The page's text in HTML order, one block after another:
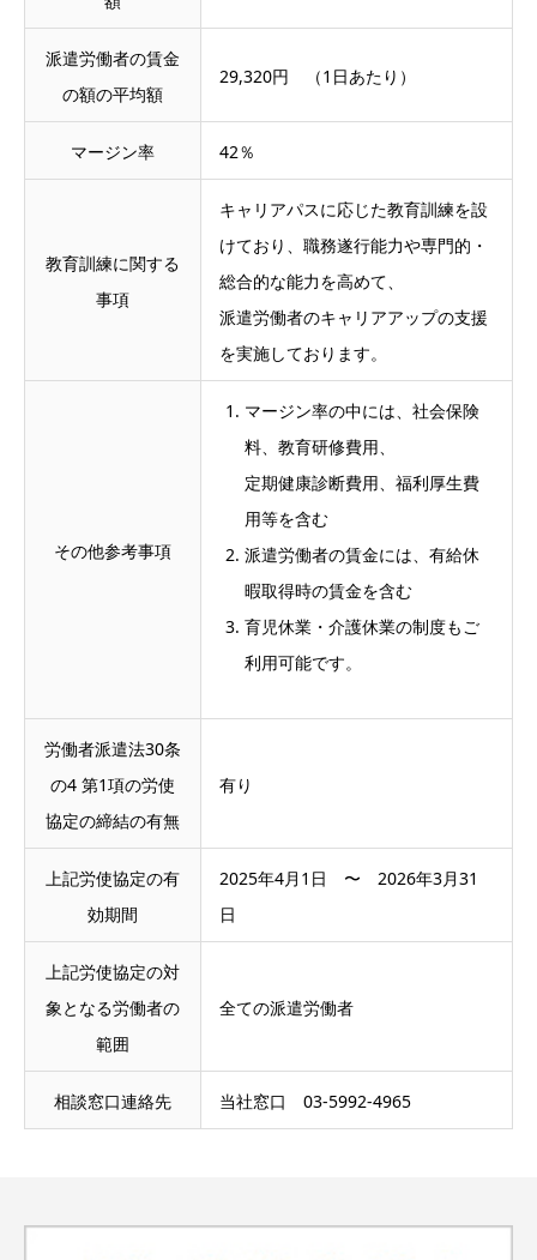
派遣労働者の賃金
の額の平均額
29,320円 （1日あたり）
マージン率 42％
教育訓練に関する
事項
キャリアパスに応じた教育訓練を設
けており、職務遂行能力や専門的・
総合的な能力を高めて、
派遣労働者のキャリアアップの支援
を実施しております。
その他参考事項
マージン率の中には、社会保険
料、教育研修費用、
定期健康診断費用、福利厚生費
用等を含む
派遣労働者の賃金には、有給休
暇取得時の賃金を含む
育児休業・介護休業の制度もご
利用可能です。
労働者派遣法30条
の4 第1項の労使
協定の締結の有無
有り
上記労使協定の有
効期間
2025年4月 1 日 〜 2026年3月31
日
上記労使協定の対
象となる労働者の
範囲
全ての派遣労働者
相談窓口連絡先 当社窓口 03-5992-4965